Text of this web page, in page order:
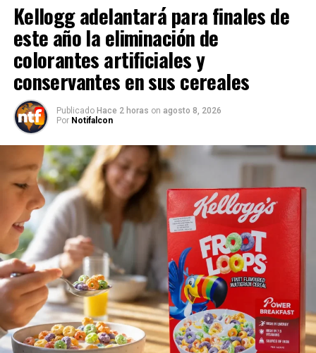
Kellogg adelantará para finales de
este año la eliminación de
colorantes artificiales y
conservantes en sus cereales
Publicado Hace 2 horas on agosto 8, 2026
Por Notifalcon